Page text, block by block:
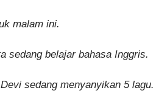
malam ini.
sedang belajar bahasa Inggris.
sedang menyanyikan 5 lagu.